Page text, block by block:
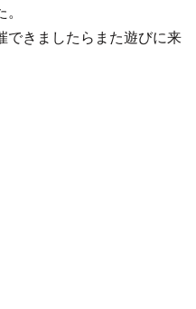
できましたらまた遊びに来